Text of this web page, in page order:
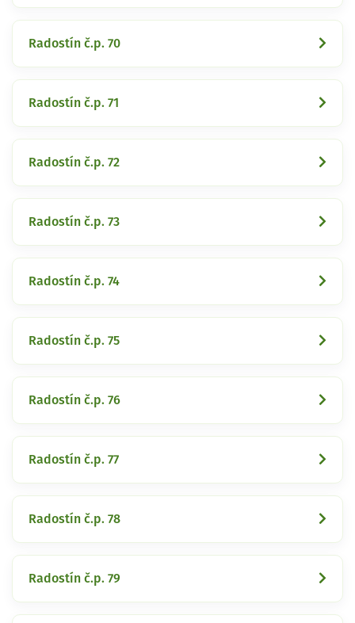
Radostín č.p. 70
Radostín č.p. 71
Radostín č.p. 72
Radostín č.p. 73
Radostín č.p. 74
Radostín č.p. 75
Radostín č.p. 76
Radostín č.p. 77
Radostín č.p. 78
Radostín č.p. 79